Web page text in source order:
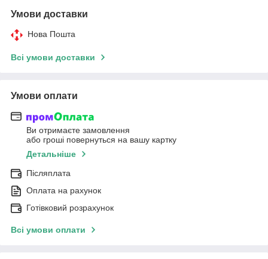
Умови доставки
Нова Пошта
Всі умови доставки
Умови оплати
Ви отримаєте замовлення
або гроші повернуться на вашу картку
Детальніше
Післяплата
Оплата на рахунок
Готівковий розрахунок
Всі умови оплати